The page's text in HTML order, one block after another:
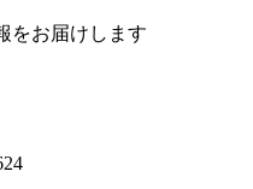
をお届けします